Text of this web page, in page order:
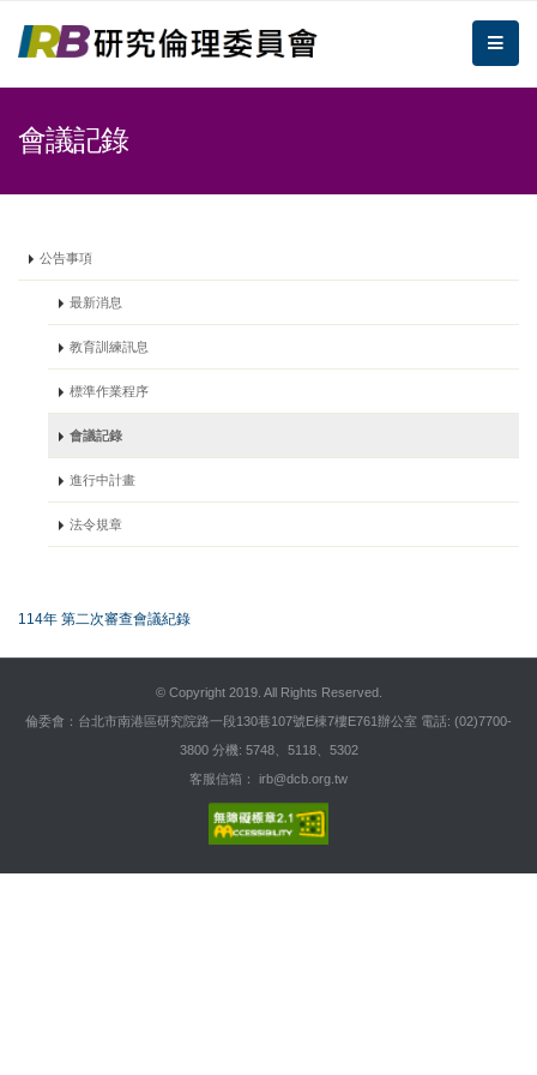
倫理委員會
會議記錄
公告事項
最新消息
教育訓練訊息
標準作業程序
會議記錄
進行中計畫
法令規章
114年 第二次審查會議紀錄
© Copyright 2019. All Rights Reserved.
倫委會：台北市南港區研究院路一段130巷107號E棟7樓E761辦公室 電話: (02)7700-
3800 分機: 5748、5118、5302
客服信箱： irb@dcb.org.tw